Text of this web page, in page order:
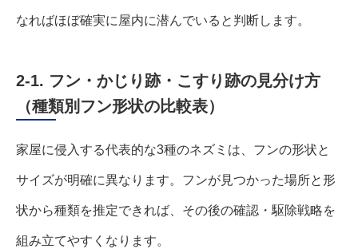
なればほぼ確実に屋内に潜んでいると判断します。
2-1. フン・かじり跡・こすり跡の見分け方
（種類別フン形状の比較表）
家屋に侵入する代表的な3種のネズミは、フンの形状と
サイズが明確に異なります。フンが見つかった場所と形
状から種類を推定できれば、その後の確認・駆除戦略を
組み立てやすくなります。